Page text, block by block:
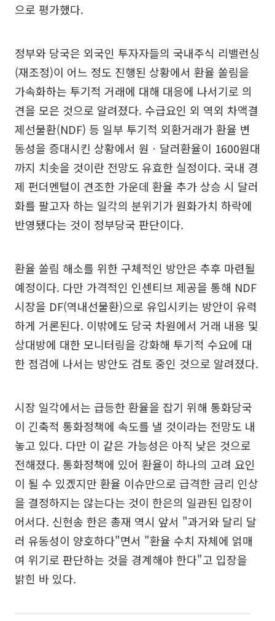
으로 평가했다.
정부와 당국은 외국인 투자자들의 국내주식 리밸런싱
(재조정)이 어느 정도 진행된 상황에서 환율 쏠림을
가속화하는 투기적 거래에 대해 대응에 나서기로 의
견을 모은 것으로 알려졌다. 수급요인 외 역외 차액결
제선물환(NDF) 등 일부 투기적 외환거래가 환율 변
동성을 증대시킨 상황에서 원ㆍ달러환율이 1600원대
까지 치솟을 것이란 전망도 유효한 실정이다. 국내 경
제 펀더멘털이 견조한 가운데 환율 추가 상승 시 달러
화를 팔고자 하는 일각의 분위기가 원화가치 하락에
반영됐다는 것이 정부당국 판단이다.
환율 쏠림 해소를 위한 구체적인 방안은 추후 마련될
예정이다. 다만 가격적인 인센티브 제공을 통해 NDF
시장을 DF(역내선물환)으로 유입시키는 방안이 유력
하게 거론된다. 이밖에도 당국 차원에서 거래 내용 및
상대방에 대한 모니터링을 강화해 투기적 수요에 대
한 점검에 나서는 방안도 검토 중인 것으로 알려졌다.
시장 일각에서는 급등한 환율을 잡기 위해 통화당국
이 긴축적 통화정책에 속도를 낼 것이라는 전망도 내
놓고 있다. 다만 이 같은 가능성은 아직 낮은 것으로
전해졌다. 통화정책에 있어 환율이 하나의 고려 요인
이 될 수 있겠지만 환율 이슈만으로 급격한 금리 인상
을 결정하지는 않는다는 것이 한은의 일관된 입장이
어서다. 신현송 한은 총재 역시 앞서 "과거와 달리 달
러 유동성이 양호하다"면서 "환율 수치 자체에 얽매
여 위기로 판단하는 것을 경계해야 한다"고 입장을
밝힌 바 있다.